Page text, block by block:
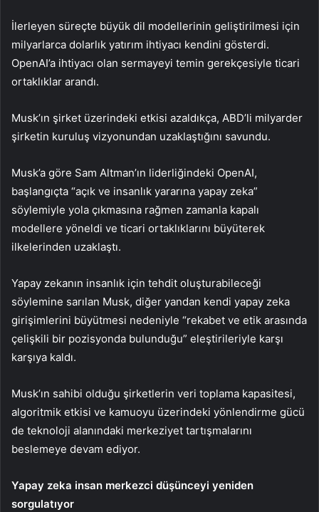
İlerleyen süreçte büyük dil modellerinin geliştirilmesi için
milyarlarca dolarlık yatırım ihtiyacı kendini gösterdi.
OpenAI’a ihtiyacı olan sermayeyi temin gerekçesiyle ticari
ortaklıklar arandı.
Musk’ın şirket üzerindeki etkisi azaldıkça, ABD’li milyarder
şirketin kuruluş vizyonundan uzaklaştığını savundu.
Musk’a göre Sam Altman’ın liderliğindeki OpenAI,
başlangıçta “açık ve insanlık yararına yapay zeka”
söylemiyle yola çıkmasına rağmen zamanla kapalı
modellere yöneldi ve ticari ortaklıklarını büyüterek
ilkelerinden uzaklaştı.
Yapay zekanın insanlık için tehdit oluşturabileceği
söylemine sarılan Musk, diğer yandan kendi yapay zeka
girişimlerini büyütmesi nedeniyle “rekabet ve etik arasında
çelişkili bir pozisyonda bulunduğu” eleştirileriyle karşı
karşıya kaldı.
Musk’ın sahibi olduğu şirketlerin veri toplama kapasitesi,
algoritmik etkisi ve kamuoyu üzerindeki yönlendirme gücü
de teknoloji alanındaki merkeziyet tartışmalarını
beslemeye devam ediyor.
Yapay zeka insan merkezci düşünceyi yeniden
sorgulatıyor